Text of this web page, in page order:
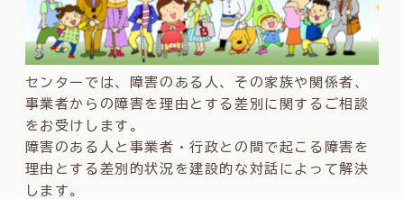
センターでは、障害のある人、その家族や関係者、
事業者からの障害を理由とする差別に関するご相談
をお受けします。
障害のある人と事業者・行政との間で起こる障害を
理由とする差別的状況を建設的な対話によって解決
します。